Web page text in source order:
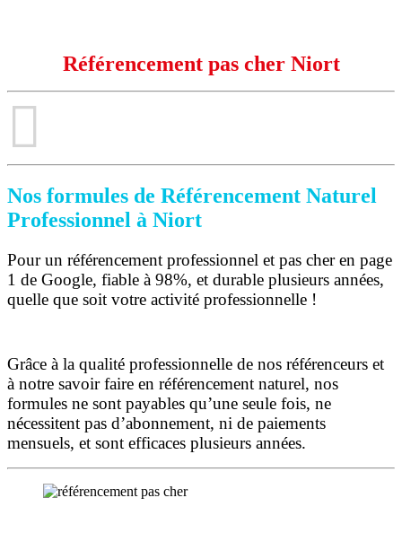
Référencement pas cher Niort
Nos formules de Référencement Naturel
Professionnel à Niort
Pour un référencement professionnel et pas cher en page
1 de Google, fiable à 98%, et durable plusieurs années,
quelle que soit votre activité professionnelle !
Grâce à la qualité professionnelle de nos référenceurs et
à notre savoir faire en référencement naturel, nos
formules ne sont payables qu’une seule fois, ne
nécessitent pas d’abonnement, ni de paiements
mensuels, et sont efficaces plusieurs années.